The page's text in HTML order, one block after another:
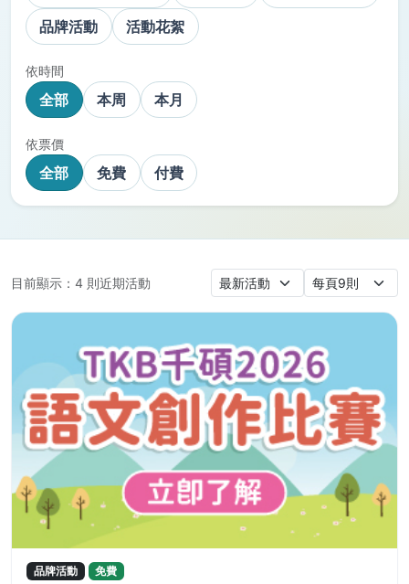
品牌活動
活動花絮
依時間
全部 本周 本月
依票價
全部 免費 付費
目前顯示： 4 則近期活動
品牌活動 免費